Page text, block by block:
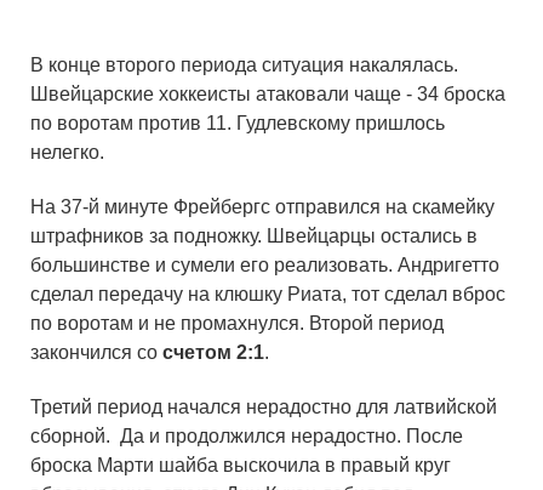
В конце второго периода ситуация накалялась.
Швейцарские хоккеисты атаковали чаще - 34 броска
по воротам против 11. Гудлевскому пришлось
нелегко.
На 37-й минуте Фрейбергс отправился на скамейку
штрафников за подножку. Швейцарцы остались в
большинстве и сумели его реализовать. Андригетто
сделал передачу на клюшку Риата, тот сделал вброс
по воротам и не промахнулся. Второй период
закончился со счетом 2:1.
Третий период начался нерадостно для латвийской
сборной. Да и продолжился нерадостно. После
броска Марти шайба выскочила в правый круг